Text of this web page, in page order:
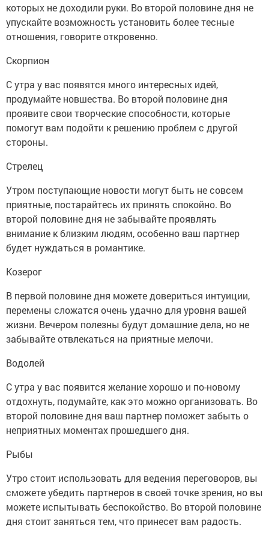
которых не доходили руки. Во второй половине дня не
упускайте возможность установить более тесные
отношения, говорите откровенно.
Скорпион
С утра у вас появятся много интересных идей,
продумайте новшества. Во второй половине дня
проявите свои творческие способности, которые
помогут вам подойти к решению проблем с другой
стороны.
Стрелец
Утром поступающие новости могут быть не совсем
приятные, постарайтесь их принять спокойно. Во
второй половине дня не забывайте проявлять
внимание к близким людям, особенно ваш партнер
будет нуждаться в романтике.
Козерог
В первой половине дня можете довериться интуиции,
перемены сложатся очень удачно для уровня вашей
жизни. Вечером полезны будут домашние дела, но не
забывайте отвлекаться на приятные мелочи.
Водолей
С утра у вас появится желание хорошо и по-новому
отдохнуть, подумайте, как это можно организовать. Во
второй половине дня ваш партнер поможет забыть о
неприятных моментах прошедшего дня.
Рыбы
Утро стоит использовать для ведения переговоров, вы
сможете убедить партнеров в своей точке зрения, но вы
можете испытывать беспокойство. Во второй половине
дня стоит заняться тем, что принесет вам радость.